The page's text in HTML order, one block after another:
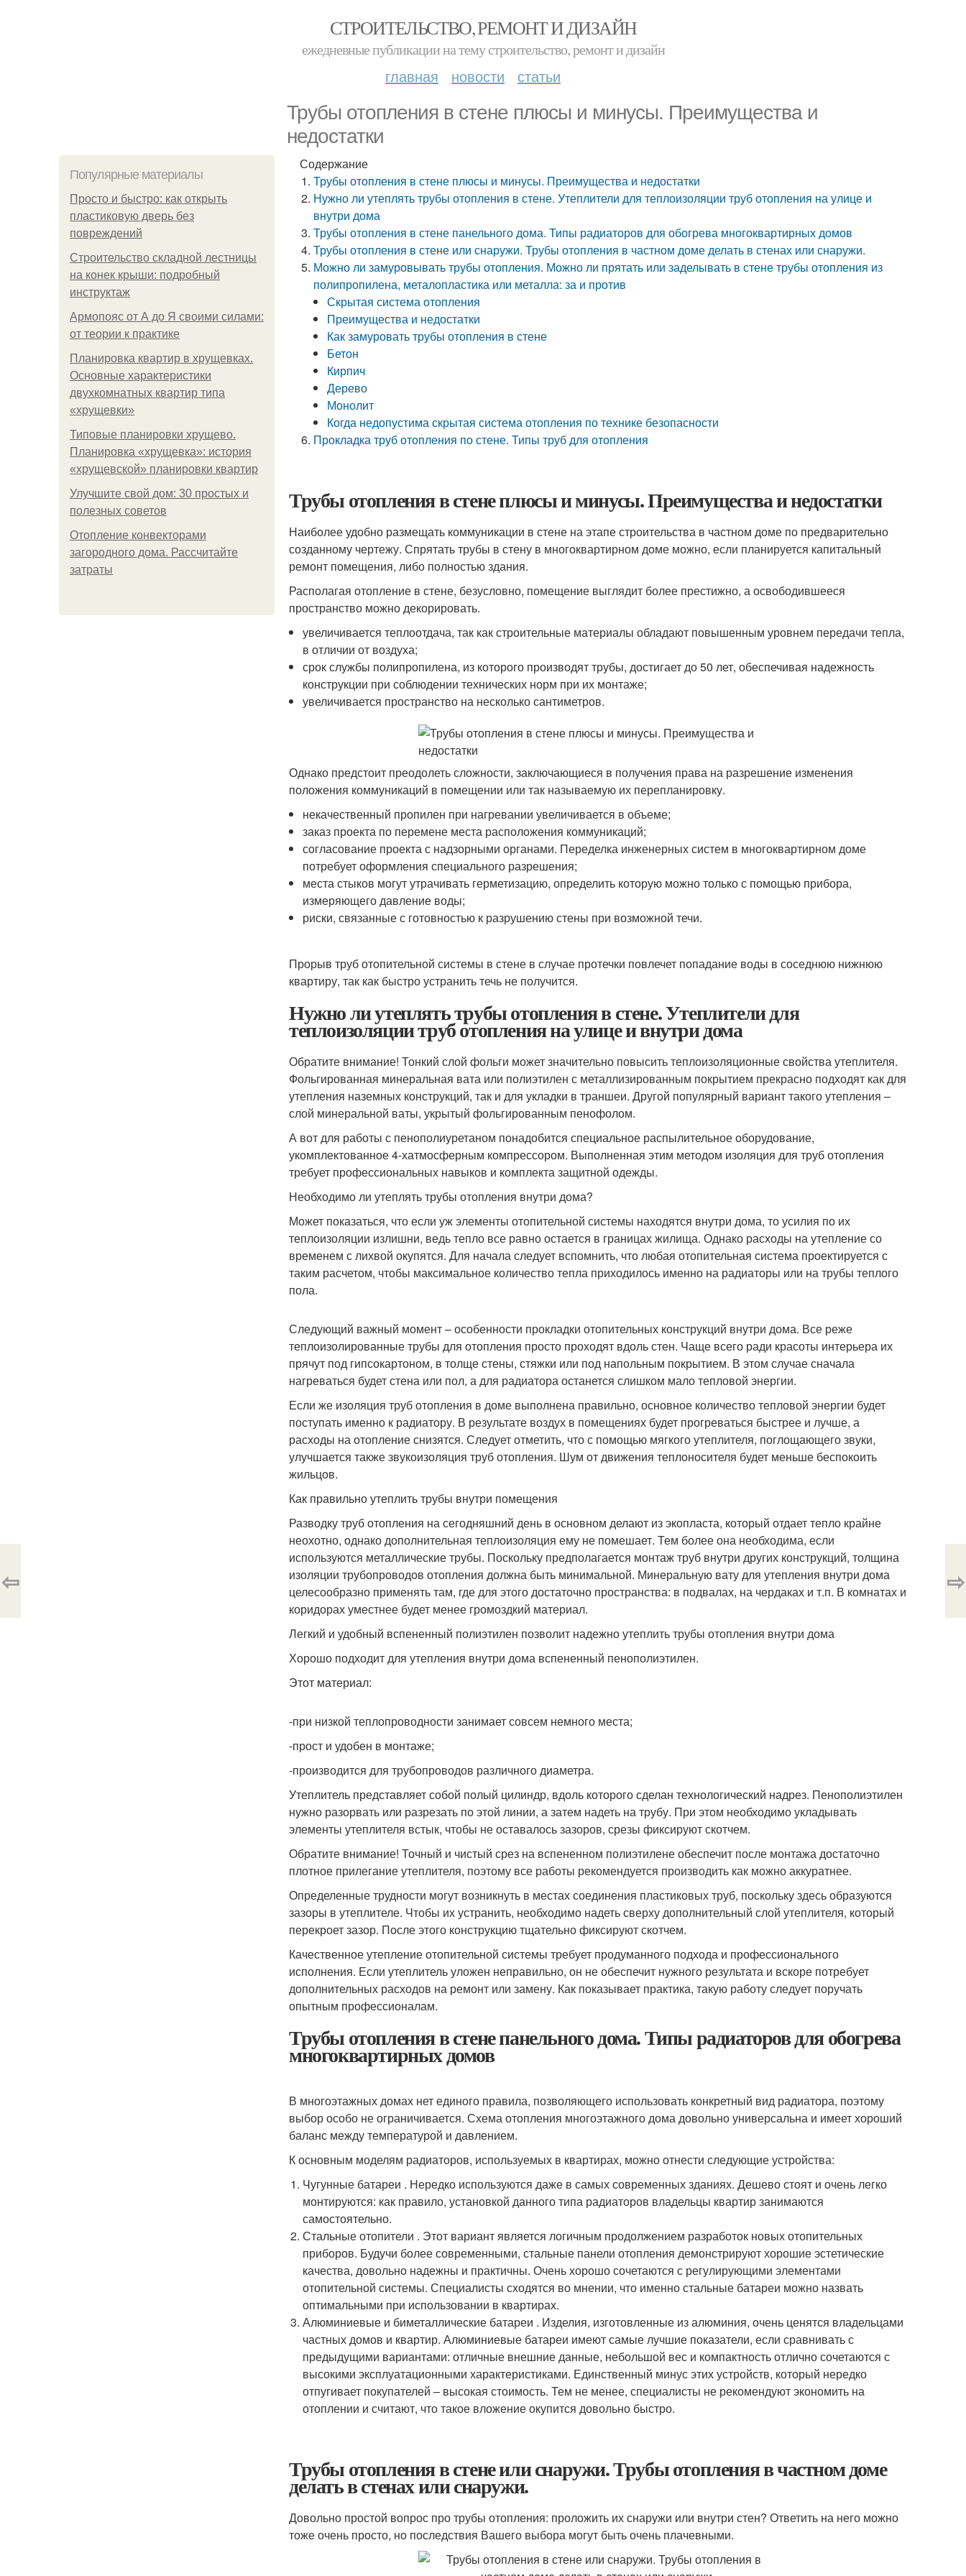
СТРОИТЕЛЬСТВО, РЕМОНТ И ДИЗАЙН
ежедневные публикации на тему строительство, ремонт и дизайн
главная новости статьи
Трубы отопления в стене плюсы и минусы. Преимущества и
недостатки
Популярные материалы
Просто и быстро: как открыть
пластиковую дверь без
повреждений
Строительство складной лестницы
на конек крыши: подробный
инструктаж
Армопояс от А до Я своими силами:
от теории к практике
Планировка квартир в хрущевках.
Основные характеристики
двухкомнатных квартир типа
«хрущевки»
Типовые планировки хрущево.
Планировка «хрущевка»: история
«хрущевской» планировки квартир
Улучшите свой дом: 30 простых и
полезных советов
Отопление конвекторами
загородного дома. Рассчитайте
затраты
Содержание
Трубы отопления в стене плюсы и минусы. Преимущества и недостатки
Нужно ли утеплять трубы отопления в стене. Утеплители для теплоизоляции труб отопления на улице и
внутри дома
Трубы отопления в стене панельного дома. Типы радиаторов для обогрева многоквартирных домов
Трубы отопления в стене или снаружи. Трубы отопления в частном доме делать в стенах или снаружи.
Можно ли замуровывать трубы отопления. Можно ли прятать или заделывать в стене трубы отопления из
полипропилена, металопластика или металла: за и против
Скрытая система отопления
Преимущества и недостатки
Как замуровать трубы отопления в стене
Бетон
Кирпич
Дерево
Монолит
Когда недопустима скрытая система отопления по технике безопасности
Прокладка труб отопления по стене. Типы труб для отопления
Трубы отопления в стене плюсы и минусы. Преимущества и недостатки
Наиболее удобно размещать коммуникации в стене на этапе строительства в частном доме по предварительно
созданному чертежу. Спрятать трубы в стену в многоквартирном доме можно, если планируется капитальный
ремонт помещения, либо полностью здания.
Располагая отопление в стене, безусловно, помещение выглядит более престижно, а освободившееся
пространство можно декорировать.
увеличивается теплоотдача, так как строительные материалы обладают повышенным уровнем передачи тепла,
в отличии от воздуха;
срок службы полипропилена, из которого производят трубы, достигает до 50 лет, обеспечивая надежность
конструкции при соблюдении технических норм при их монтаже;
увеличивается пространство на несколько сантиметров.
Однако предстоит преодолеть сложности, заключающиеся в получения права на разрешение изменения
положения коммуникаций в помещении или так называемую их перепланировку.
некачественный пропилен при нагревании увеличивается в объеме;
заказ проекта по перемене места расположения коммуникаций;
согласование проекта с надзорными органами. Переделка инженерных систем в многоквартирном доме
потребует оформления специального разрешения;
места стыков могут утрачивать герметизацию, определить которую можно только с помощью прибора,
измеряющего давление воды;
риски, связанные с готовностью к разрушению стены при возможной течи.
Прорыв труб отопительной системы в стене в случае протечки повлечет попадание воды в соседнюю нижнюю
квартиру, так как быстро устранить течь не получится.
Нужно ли утеплять трубы отопления в стене. Утеплители для
теплоизоляции труб отопления на улице и внутри дома
Обратите внимание! Тонкий слой фольги может значительно повысить теплоизоляционные свойства утеплителя.
Фольгированная минеральная вата или полиэтилен с металлизированным покрытием прекрасно подходят как для
утепления наземных конструкций, так и для укладки в траншеи. Другой популярный вариант такого утепления –
слой минеральной ваты, укрытый фольгированным пенофолом.
А вот для работы с пенополиуретаном понадобится специальное распылительное оборудование,
укомплектованное 4-хатмосферным компрессором. Выполненная этим методом изоляция для труб отопления
требует профессиональных навыков и комплекта защитной одежды.
Необходимо ли утеплять трубы отопления внутри дома?
Может показаться, что если уж элементы отопительной системы находятся внутри дома, то усилия по их
теплоизоляции излишни, ведь тепло все равно остается в границах жилища. Однако расходы на утепление со
временем с лихвой окупятся. Для начала следует вспомнить, что любая отопительная система проектируется с
таким расчетом, чтобы максимальное количество тепла приходилось именно на радиаторы или на трубы теплого
пола.
Следующий важный момент – особенности прокладки отопительных конструкций внутри дома. Все реже
теплоизолированные трубы для отопления просто проходят вдоль стен. Чаще всего ради красоты интерьера их
прячут под гипсокартоном, в толще стены, стяжки или под напольным покрытием. В этом случае сначала
нагреваться будет стена или пол, а для радиатора останется слишком мало тепловой энергии.
Если же изоляция труб отопления в доме выполнена правильно, основное количество тепловой энергии будет
поступать именно к радиатору. В результате воздух в помещениях будет прогреваться быстрее и лучше, а
расходы на отопление снизятся. Следует отметить, что с помощью мягкого утеплителя, поглощающего звуки,
улучшается также звукоизоляция труб отопления. Шум от движения теплоносителя будет меньше беспокоить
жильцов.
Как правильно утеплить трубы внутри помещения
Разводку труб отопления на сегодняшний день в основном делают из экопласта, который отдает тепло крайне
неохотно, однако дополнительная теплоизоляция ему не помешает. Тем более она необходима, если
используются металлические трубы. Поскольку предполагается монтаж труб внутри других конструкций, толщина
изоляции трубопроводов отопления должна быть минимальной. Минеральную вату для утепления внутри дома
целесообразно применять там, где для этого достаточно пространства: в подвалах, на чердаках и т.п. В комнатах и
коридорах уместнее будет менее громоздкий материал.
Легкий и удобный вспененный полиэтилен позволит надежно утеплить трубы отопления внутри дома
Хорошо подходит для утепления внутри дома вспененный пенополиэтилен.
Этот материал:
-при низкой теплопроводности занимает совсем немного места;
-прост и удобен в монтаже;
-производится для трубопроводов различного диаметра.
Утеплитель представляет собой полый цилиндр, вдоль которого сделан технологический надрез. Пенополиэтилен
нужно разорвать или разрезать по этой линии, а затем надеть на трубу. При этом необходимо укладывать
элементы утеплителя встык, чтобы не оставалось зазоров, срезы фиксируют скотчем.
Обратите внимание! Точный и чистый срез на вспененном полиэтилене обеспечит после монтажа достаточно
плотное прилегание утеплителя, поэтому все работы рекомендуется производить как можно аккуратнее.
Определенные трудности могут возникнуть в местах соединения пластиковых труб, поскольку здесь образуются
зазоры в утеплителе. Чтобы их устранить, необходимо надеть сверху дополнительный слой утеплителя, который
перекроет зазор. После этого конструкцию тщательно фиксируют скотчем.
Качественное утепление отопительной системы требует продуманного подхода и профессионального
исполнения. Если утеплитель уложен неправильно, он не обеспечит нужного результата и вскоре потребует
дополнительных расходов на ремонт или замену. Как показывает практика, такую работу следует поручать
опытным профессионалам.
Трубы отопления в стене панельного дома. Типы радиаторов для обогрева
многоквартирных домов
В многоэтажных домах нет единого правила, позволяющего использовать конкретный вид радиатора, поэтому
выбор особо не ограничивается. Схема отопления многоэтажного дома довольно универсальна и имеет хороший
баланс между температурой и давлением.
К основным моделям радиаторов, используемых в квартирах, можно отнести следующие устройства:
Чугунные батареи . Нередко используются даже в самых современных зданиях. Дешево стоят и очень легко
монтируются: как правило, установкой данного типа радиаторов владельцы квартир занимаются
самостоятельно.
Стальные отопители . Этот вариант является логичным продолжением разработок новых отопительных
приборов. Будучи более современными, стальные панели отопления демонстрируют хорошие эстетические
качества, довольно надежны и практичны. Очень хорошо сочетаются с регулирующими элементами
отопительной системы. Специалисты сходятся во мнении, что именно стальные батареи можно назвать
оптимальными при использовании в квартирах.
Алюминиевые и биметаллические батареи . Изделия, изготовленные из алюминия, очень ценятся владельцами
частных домов и квартир. Алюминиевые батареи имеют самые лучшие показатели, если сравнивать с
предыдущими вариантами: отличные внешние данные, небольшой вес и компактность отлично сочетаются с
высокими эксплуатационными характеристиками. Единственный минус этих устройств, который нередко
отпугивает покупателей – высокая стоимость. Тем не менее, специалисты не рекомендуют экономить на
отоплении и считают, что такое вложение окупится довольно быстро.
Трубы отопления в стене или снаружи. Трубы отопления в частном доме
делать в стенах или снаружи.
Довольно простой вопрос про трубы отопления: проложить их снаружи или внутри стен? Ответить на него можно
тоже очень просто, но последствия Вашего выбора могут быть очень плачевными.
⇦ ⇨